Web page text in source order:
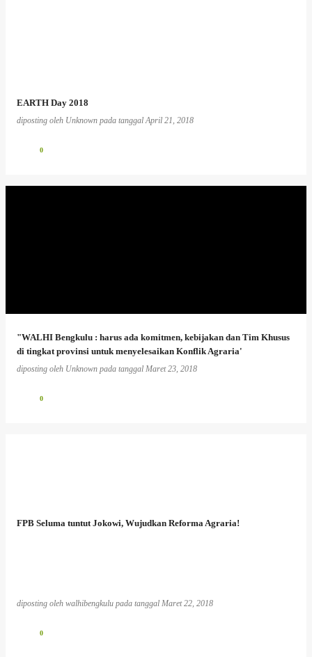
EARTH Day 2018
diposting oleh Unknown pada tanggalApril 21, 2018
0
"WALHI Bengkulu : harus ada komitmen, kebijakan dan Tim Khusus
di tingkat provinsi untuk menyelesaikan Konflik Agraria'
diposting oleh Unknown pada tanggal Maret 23, 2018
0
FPB Seluma tuntut Jokowi, Wujudkan Reforma Agraria!
diposting oleh walhibengkulu pada tanggal Maret 22, 2018
0